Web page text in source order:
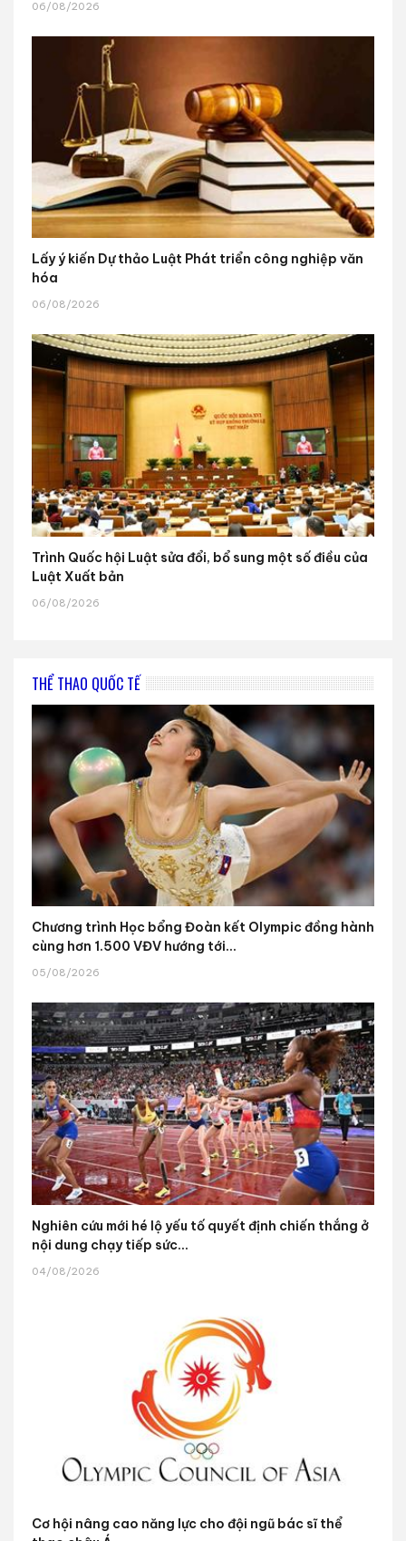
06/08/2026
Lấy ý kiến Dự thảo Luật Phát triển công nghiệp văn
hóa
06/08/2026
Trình Quốc hội Luật sửa đổi, bổ sung một số điều của
Luật Xuất bản
06/08/2026
THỂ THAO QUỐC TẾ
Chương trình Học bổng Đoàn kết Olympic đồng hành
cùng hơn 1.500 VĐV hướng tới...
05/08/2026
Nghiên cứu mới hé lộ yếu tố quyết định chiến thắng ở
nội dung chạy tiếp sức...
04/08/2026
Cơ hội nâng cao năng lực cho đội ngũ bác sĩ thể